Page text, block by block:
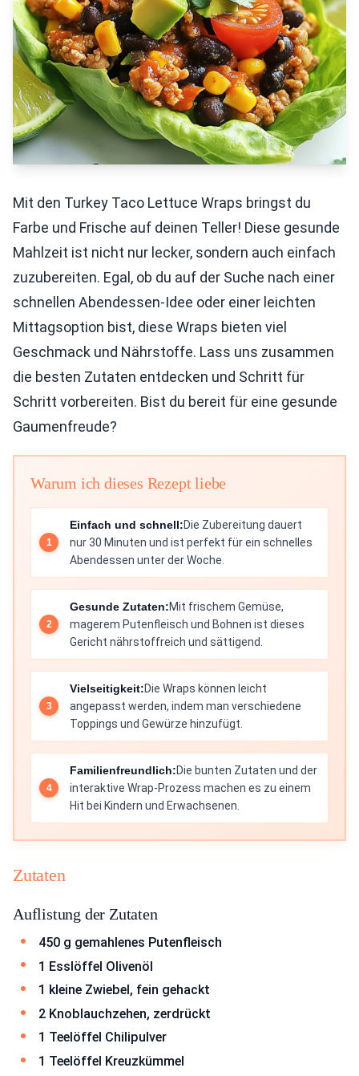
Mit den Turkey Taco Lettuce Wraps bringst du
Farbe und Frische auf deinen Teller! Diese gesunde
Mahlzeit ist nicht nur lecker, sondern auch einfach
zuzubereiten. Egal, ob du auf der Suche nach einer
schnellen Abendessen-Idee oder einer leichten
Mittagsoption bist, diese Wraps bieten viel
Geschmack und Nährstoffe. Lass uns zusammen
die besten Zutaten entdecken und Schritt für
Schritt vorbereiten. Bist du bereit für eine gesunde
Gaumenfreude?
Warum ich dieses Rezept liebe
Einfach und schnell:Die Zubereitung dauert
nur 30 Minuten und ist perfekt für ein schnelles
Abendessen unter der Woche.
Gesunde Zutaten:Mit frischem Gemüse,
magerem Putenfleisch und Bohnen ist dieses
Gericht nährstoffreich und sättigend.
Vielseitigkeit:Die Wraps können leicht
angepasst werden, indem man verschiedene
Toppings und Gewürze hinzufügt.
Familienfreundlich:Die bunten Zutaten und der
interaktive Wrap-Prozess machen es zu einem
Hit bei Kindern und Erwachsenen.
Zutaten
Auflistung der Zutaten
450 g gemahlenes Putenfleisch
1 Esslöffel Olivenöl
1 kleine Zwiebel, fein gehackt
2 Knoblauchzehen, zerdrückt
1 Teelöffel Chilipulver
1 Teelöffel Kreuzkümmel